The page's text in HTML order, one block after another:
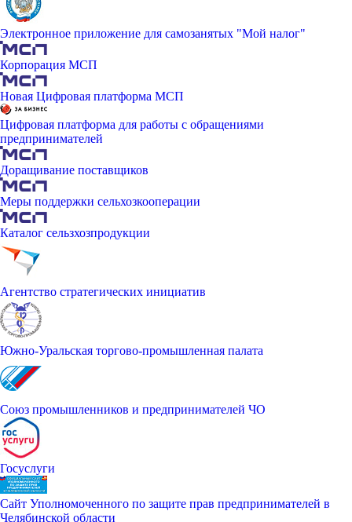
Электронное приложение для самозанятых "Мой налог"
Корпорация МСП
Новая Цифровая платформа МСП
Цифровая платформа для работы с обращениями
предпринимателей
Доращивание поставщиков
Меры поддержки сельхозкооперации
Каталог сельзхозпродукции
Агентство стратегических инициатив
Южно-Уральская торгово-промышленная палата
Союз промышленников и предпринимателей ЧО
Госуслуги
Сайт Уполномоченного по защите прав предпринимателей в
Челябинской области